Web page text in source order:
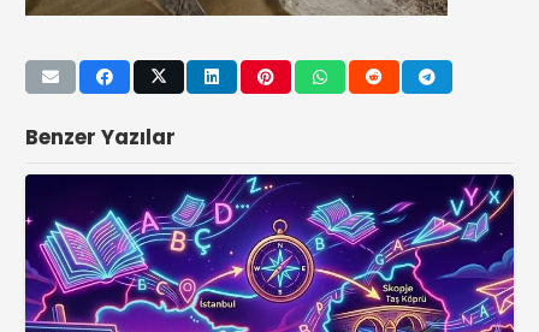
Benzer Yazılar